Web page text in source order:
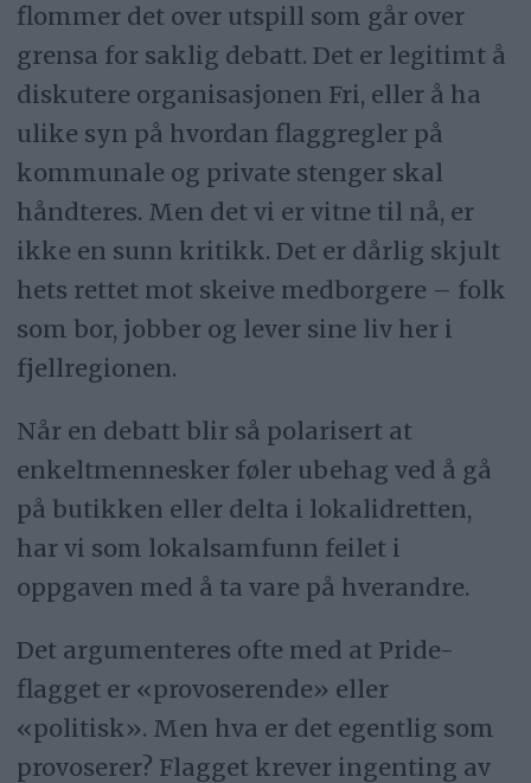
flommer det over utspill som går over
grensa for saklig debatt. Det er legitimt å
diskutere organisasjonen Fri, eller å ha
ulike syn på hvordan flaggregler på
kommunale og private stenger skal
håndteres. Men det vi er vitne til nå, er
ikke en sunn kritikk. Det er dårlig skjult
hets rettet mot skeive medborgere – folk
som bor, jobber og lever sine liv her i
fjellregionen.
Når en debatt blir så polarisert at
enkeltmennesker føler ubehag ved å gå
på butikken eller delta i lokalidretten,
har vi som lokalsamfunn feilet i
oppgaven med å ta vare på hverandre.
Det argumenteres ofte med at Pride-
flagget er «provoserende» eller
«politisk». Men hva er det egentlig som
provoserer? Flagget krever ingenting av